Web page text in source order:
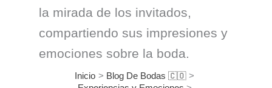
la mirada de los invitados,
compartiendo sus impresiones y
emociones sobre la boda.
Inicio
Blog De Bodas 🇨🇴